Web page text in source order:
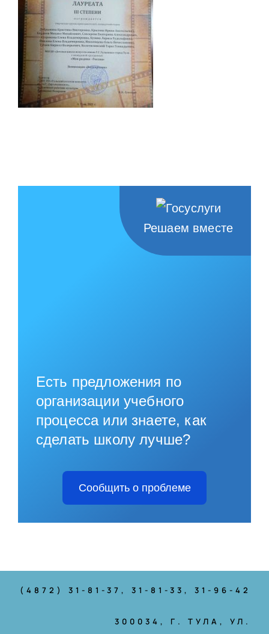
Решаем вместе
Есть предложения по
организации учебного
процесса или знаете, как
сделать школу лучше?
Сообщить о проблеме
(4872) 31-81-37, 31-81-33, 31-96-42
300034, Г. ТУЛА, УЛ.